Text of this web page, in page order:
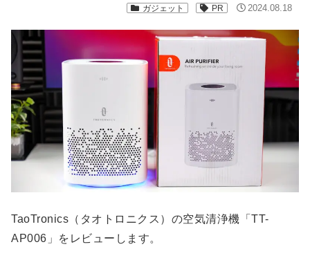
ガジェット PR 2024.08.18
TaoTronics（タオトロニクス）の空気清浄機「TT-
AP006」をレビューします。